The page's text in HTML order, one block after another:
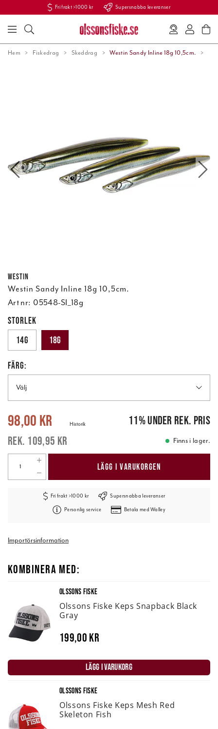
Fri frakt >1000 kr Supersnabba leveranser
Hem Fiskedrag Skeddrag Westin Sandy Inline 18g 10,5cm.
Westin
Westin Sandy Inline 18g 10,5cm.
Art nr: 05548-SI_18g
STORLEK
14g
18g
FÄRG:
Välj
Nuvarande pris: 109,95 kr
98,00 kr
109,95 kr
Historik 11%under rek. pris
Finns i lager.
LÄGG I VARUKORGEN
Fri frakt >1000 kr Supersnabba leveranser
Personlig service Betala med Walley
Importörsinformation
KOMBINERA MED:
OLSSONS FISKE
Olssons Fiske Keps Snapback Black
Gray
199,00 kr
LÄGG I VARUKORG
OLSSONS FISKE
Olssons Fiske Keps Mesh Red
Skeleton Fish